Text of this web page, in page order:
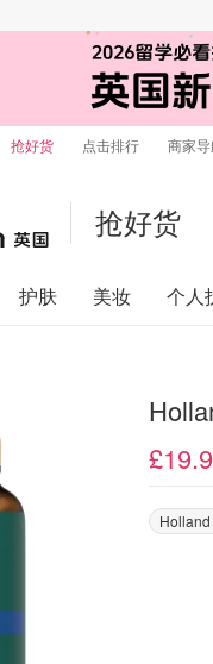
抢好货 点击排行 商家导
抢好货
护肤 美妆 个人